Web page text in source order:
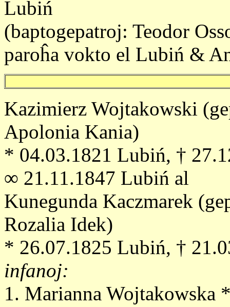
Lubiń
(baptogepatroj: Teodor
paroĥa vokto el Lubiń &
Kazimierz Wojtakowski
Apolonia Kania)
* 04.03.1821 Lubiń, †
∞ 21.11.1847 Lubiń al
Kunegunda Kaczmarek
Rozalia Idek)
* 26.07.1825 Lubiń, †
infanoj:
1. Marianna Wojtakowska